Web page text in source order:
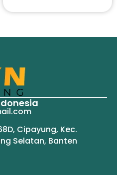
Cipayung, Kec.
Selatan, Banten